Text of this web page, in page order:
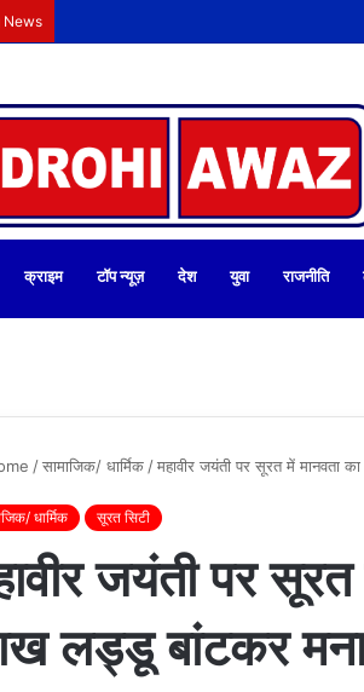
News
क्राइम टॉप न्यूज़ देश युवा राजनीति
/सामाजिक/ धार्मिक /महावीर जयंती पर सूरत में मानवता
धार्मिक सूरत सिटी
जयंती पर
लड्डू बांटकर